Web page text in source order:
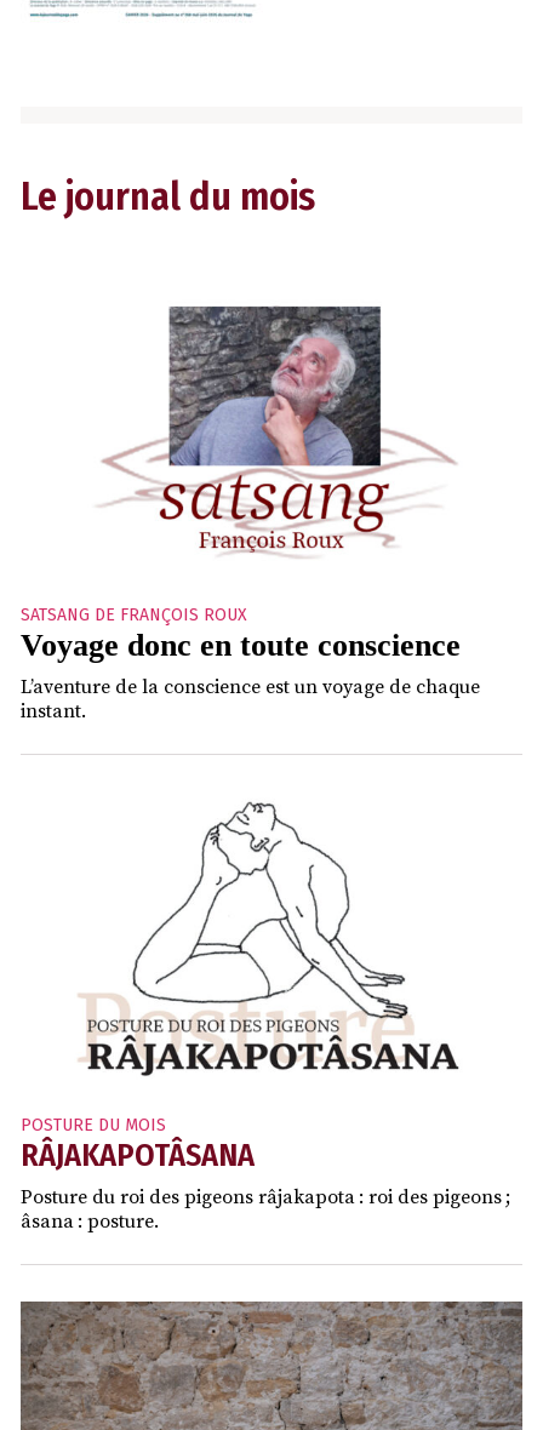
Le journal du mois
SATSANG DE FRANÇOIS ROUX
Voyage donc en toute conscience
L’aventure de la conscience est un voyage de chaque
instant.
POSTURE DU MOIS
RÂJAKAPOTÂSANA
Posture du roi des pigeons râjakapota : roi des pigeons ;
âsana : posture.